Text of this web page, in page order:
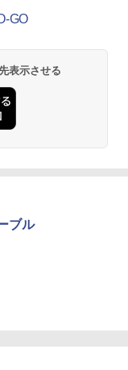
GO
表示させる
ブル